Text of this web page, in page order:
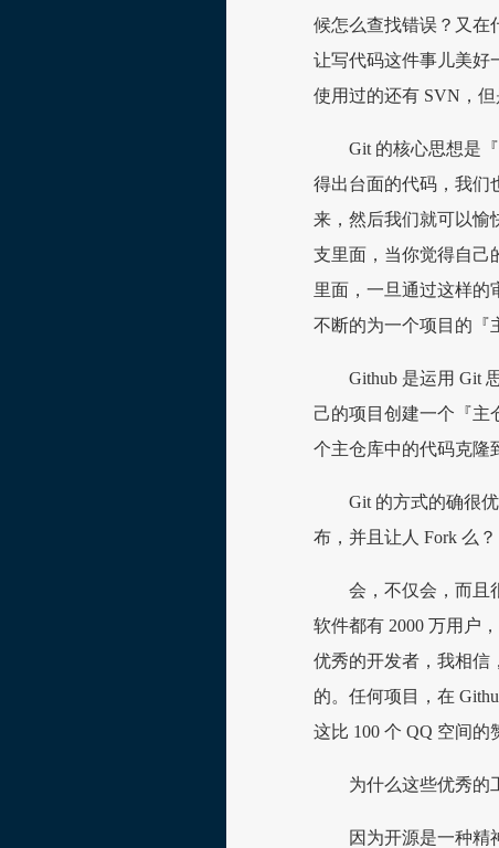
候怎么查找错误？又在
让写代码这件事儿美好
使用过的还有 SVN，但
Git 的核心思想是
得出台面的代码，我们
来，然后我们就可以愉
支里面，当你觉得自己
里面，一旦通过这样的
不断的为一个项目的『
Github 是运用 Git
己的项目创建一个『主
个主仓库中的代码克隆
Git 的方式的确很
布，并且让人 Fork 么？
会，不仅会，而且
软件都有 2000 万用户
优秀的开发者，我相信
的。任何项目，在
这比 100 个 QQ 空间的
为什么这些优秀的
因为开源是一种精